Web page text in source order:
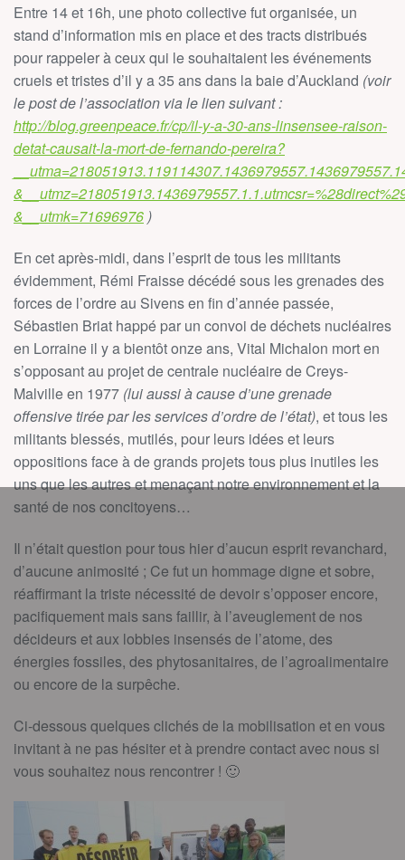
Entre 14 et 16h, une photo collective fut organisée, un
stand d’information mis en place et des tracts distribués
pour rappeler à ceux qui le souhaitaient les événements
cruels et tristes d’il y a 35 ans dans la baie d’Auckland (voir
le post de l’association via le lien suivant :
http://blog.greenpeace.fr/cp/il-y-a-30-ans-linsensee-raison-
detat-causait-la-mort-de-fernando-pereira?
&__utmk=71696976 )
En cet après-midi, dans l’esprit de tous les militants
évidemment, Rémi Fraisse décédé sous les grenades des
forces de l’ordre au Sivens en fin d’année passée,
Sébastien Briat happé par un convoi de déchets nucléaires
en Lorraine il y a bientôt onze ans, Vital Michalon mort en
s’opposant au projet de centrale nucléaire de Creys-
Malville en 1977 (lui aussi à cause d’une grenade
offensive tirée par les services d’ordre de l’état), et tous les
militants blessés, mutilés, pour leurs idées et leurs
oppositions face à de grands projets tous plus inutiles les
uns que les autres et menaçant notre environnement et la
santé de nos concitoyens…
Il n’était question pour tous hier d’aucun esprit revanchard,
d’aucune animosité ; Ce fut un hommage digne et sobre,
réaffirmant la triste nécessité de devoir s’opposer encore,
pacifiquement mais sans faillir, à l’aveuglement de nos
décideurs et aux lobbies insensés de l’atome, des
énergies fossiles, des phytosanitaires, de l’agroalimentaire
ou encore de la surpêche.
Ci-dessous quelques clichés de la mobilisation et en vous
invitant à ne pas hésiter et à prendre contact avec nous si
vous souhaitez nous rencontrer ! 🙂